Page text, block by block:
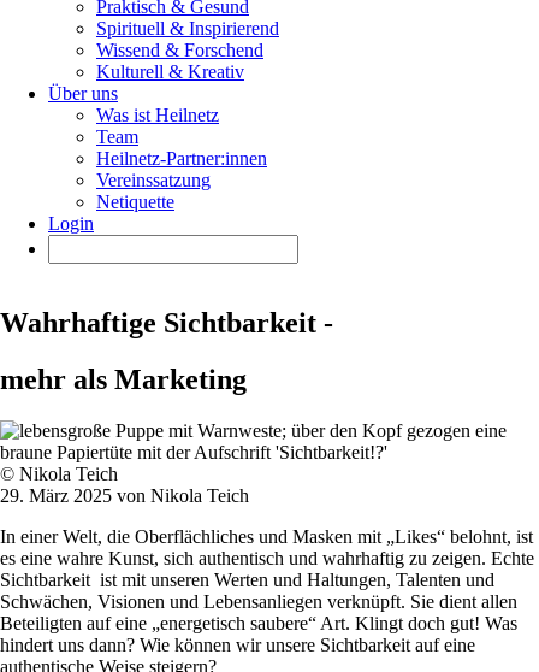
Praktisch & Gesund
Spirituell & Inspirierend
Wissend & Forschend
Kulturell & Kreativ
Über uns
Was ist Heilnetz
Team
Heilnetz-Partner:innen
Vereinssatzung
Netiquette
Login
Wahrhaftige Sichtbarkeit -
mehr als Marketing
© Nikola Teich
29. März 2025 von Nikola Teich
In einer Welt, die Oberflächliches und Masken mit „Likes“ belohnt, ist
es eine wahre Kunst, sich authentisch und wahrhaftig zu zeigen. Echte
Sichtbarkeit ist mit unseren Werten und Haltungen, Talenten und
Schwächen, Visionen und Lebensanliegen verknüpft. Sie dient allen
Beteiligten auf eine „energetisch saubere“ Art. Klingt doch gut! Was
hindert uns dann? Wie können wir unsere Sichtbarkeit auf eine
authentische Weise steigern?